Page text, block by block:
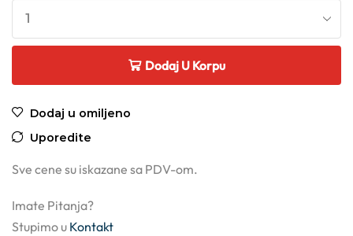
Dodaj U Korpu
Dodaj u omiljeno
Uporedite
Sve cene su iskazane sa PDV-om.
Imate Pitanja?
Stupimo u Kontakt